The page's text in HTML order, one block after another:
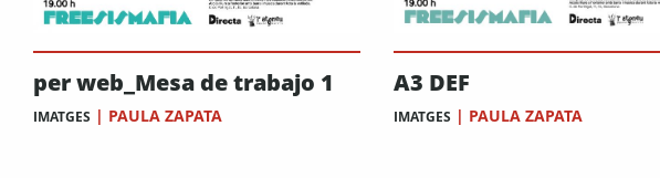
per web_Mesa de trabajo 1
IMATGES | PAULA ZAPATA
A3 DEF
IMATGES | PAULA ZAPATA